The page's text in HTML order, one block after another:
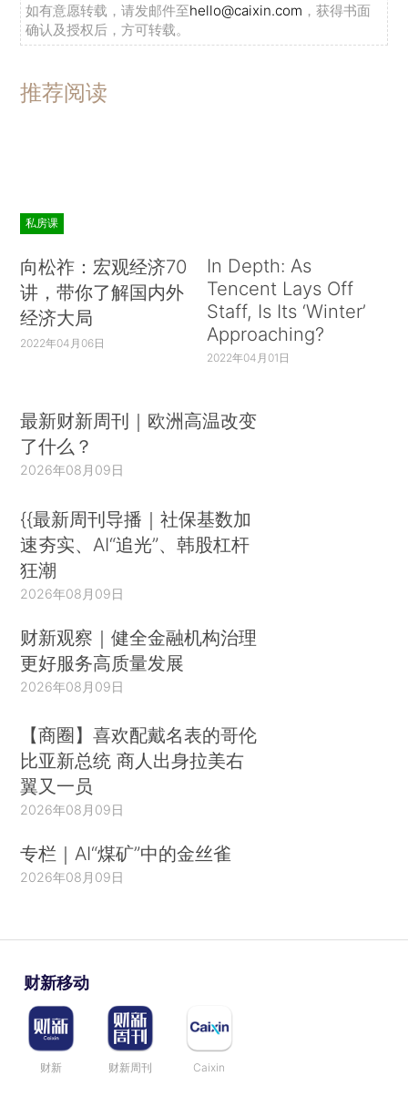
如有意愿转载，请发邮件至hello@caixin.com ，获得书面
确认及授权后，方可转载。
推荐阅读
私房课
向松祚：宏观经济70
讲，带你了解国内外
经济大局
2022年04月06日
In Depth: As
Tencent Lays Off
Staff, Is Its ‘Winter’
Approaching?
2022年04月01日
最新财新周刊｜欧洲高温改变
了什么？
2026年08月09日
{{最新周刊导播｜社保基数加
速夯实、AI“追光”、韩股杠杆
狂潮
2026年08月09日
财新观察｜健全金融机构治理
更好服务高质量发展
2026年08月09日
【商圈】喜欢配戴名表的哥伦
比亚新总统 商人出身拉美右
翼又一员
2026年08月09日
专栏｜AI“煤矿”中的金丝雀
2026年08月09日
财新移动
财新 财新周刊 Caixin